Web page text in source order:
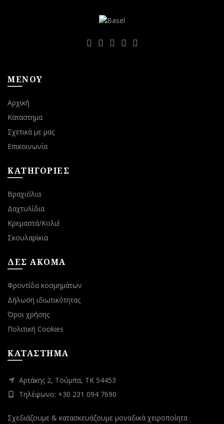
ΜΕΝΟΥ
Αρχική
Καταστημα
Σχετικά με μας
Επικοινωνία
ΚΑΤΗΓΟΡΙΕΣ
Βραχιόλια
Δαχτυλίδια
Κρεμαστά/Κολιέ
Σκουλαρίκια
ΔΕΣ ΑΚΟΜΑ
Φροντίδα κοσμημάτων
Δήλωση ιδιωτικότητας
Όροι χρήσης
Πολιτική Cookies
ΚΑΤΑΣΤΗΜΑ
Αρτάκης 2, Τούμπα, ΤΚ 54453
Τηλέφωνο: +30 231 094 7690
Σχεδιάζουμε & κατασκευάζουμε μοναδικά χειροποίητα